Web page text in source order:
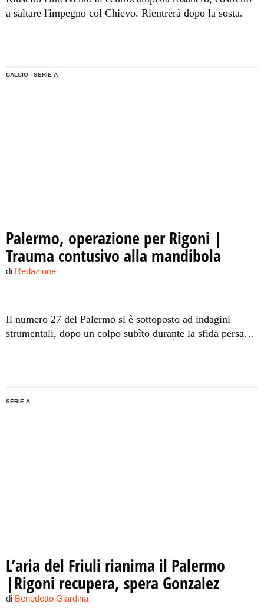
a saltare l'impegno col Chievo. Rientrerà dopo la sosta.
CALCIO - SERIE A
Palermo, operazione per Rigoni |
Trauma contusivo alla mandibola
di Redazione
Il numero 27 del Palermo si è sottoposto ad indagini
strumentali, dopo un colpo subìto durante la sfida persa
SERIE A
L’aria del Friuli rianima il Palermo
|Rigoni recupera, spera Gonzalez
di Benedetto Giardina